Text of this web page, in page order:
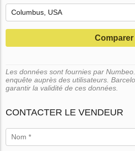
Comparer
Les données sont fournies par
enquête auprès des utilisateurs.
garantir la validité de ces données.
CONTACTER LE VENDEUR